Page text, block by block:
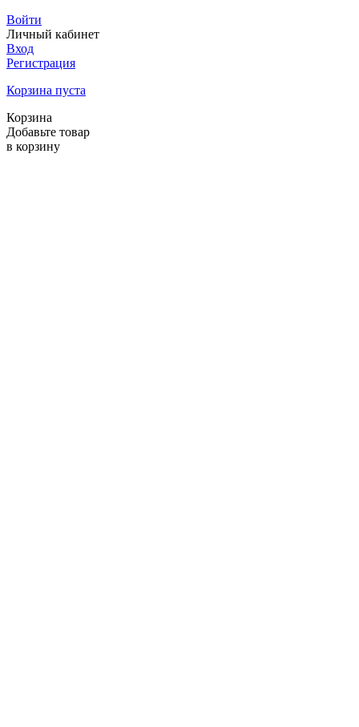
Войти
Личный кабинет
Вход
Регистрация
Корзина пуста
Корзина
Добавьте товар
в корзину